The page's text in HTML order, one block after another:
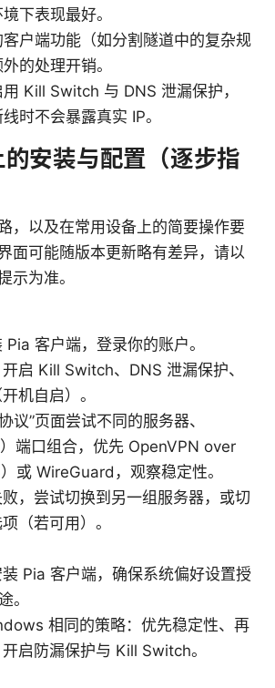
下表现最好。
户端功能（如分割隧道中的复杂规
的处理开销。
Kill Switch 与 DNS 泄漏保护，
时不会暴露真实 IP。
安装与配置（逐步指
，以及在常用设备上的简要操作要
面可能随版本更新略有差异，请以
示为准。
Pia 客户端，登录你的账户。
启 Kill Switch、DNS 泄漏保护、
机自启）。
议”页面尝试不同的服务器、
端口组合，优先 OpenVPN over
或 WireGuard，观察稳定性。
，尝试切换到另一组服务器，或切
（若可用）。
装 Pia 客户端，确保系统偏好设置授
。
相同的策略：优先稳定性、再
启防漏保护与 Kill Switch。